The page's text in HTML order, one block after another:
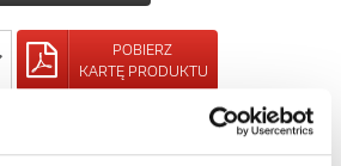
POBIERZ
KARTĘ PRODUKTU